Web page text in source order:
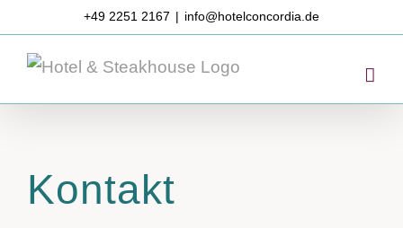
Inhalt
springen
+49 2251 2167 | info@hotelconcordia.de
Kontakt